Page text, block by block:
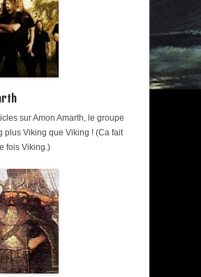
sur Amon Amarth, le groupe
plus Viking que Viking ! (Ca fait
fois Viking.)